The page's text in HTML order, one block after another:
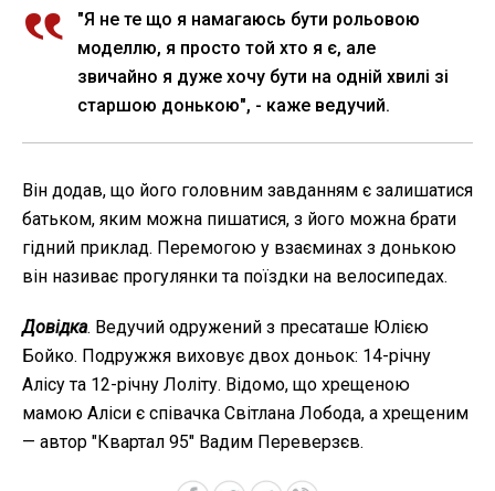
"Я не те що я намагаюсь бути рольовою
моделлю, я просто той хто я є, але
звичайно я дуже хочу бути на одній хвилі зі
старшою донькою", - каже ведучий.
Він додав, що його головним завданням є залишатися
батьком, яким можна пишатися, з його можна брати
гідний приклад. Перемогою у взаєминах з донькою
він називає прогулянки та поїздки на велосипедах.
Довідка. Ведучий одружений з пресаташе Юлією
Бойко. Подружжя виховує двох доньок: 14-річну
Алісу та 12-річну Лоліту. Відомо, що хрещеною
мамою Аліси є співачка Світлана Лобода, а хрещеним
— автор "Квартал 95" Вадим Переверзєв.